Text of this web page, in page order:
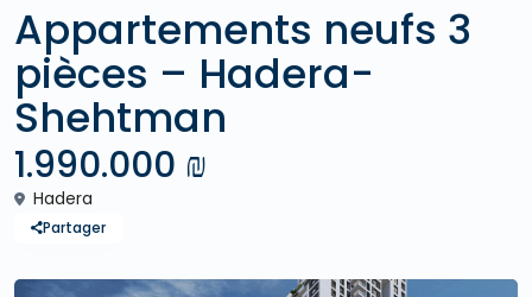
Appartements neufs 3
pièces – Hadera-
Shehtman
1.990.000 ₪
Hadera
Partager